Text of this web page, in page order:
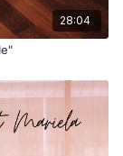
28:04